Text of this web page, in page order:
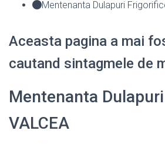
Mentenanta Dulapuri
Aceasta pagina a mai
cautand sintagmele de
Mentenanta
VALCEA